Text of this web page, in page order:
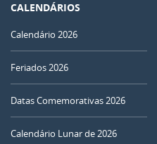
CALENDÁRIOS
Calendário 2026
Feriados 2026
Datas Comemorativas 2026
Calendário Lunar de 2026